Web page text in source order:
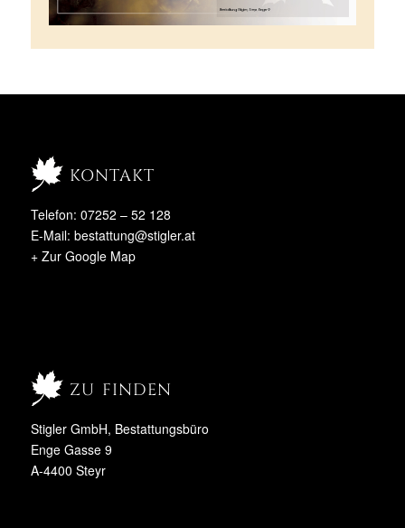
kontakt
Telefon: 07252 – 52 128
E-Mail: bestattung@stigler.at
+ Zur Google Map
zu finden
Stigler GmbH, Bestattungsbüro
Enge Gasse 9
A-4400 Steyr